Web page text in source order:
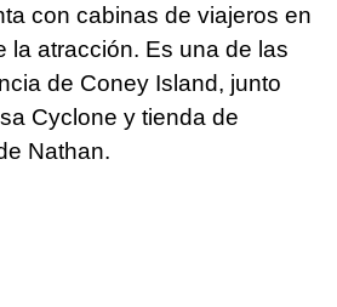
con cabinas de viajeros en
la atracción. Es una de las
de Coney Island, junto
Cyclone y tienda de
Nathan.